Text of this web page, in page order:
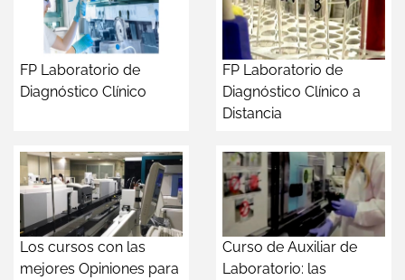
FP Laboratorio de
Diagnóstico Clínico
FP Laboratorio de
Diagnóstico Clínico a
Distancia
Los cursos con las
mejores Opiniones para
Curso de Auxiliar de
Laboratorio: las